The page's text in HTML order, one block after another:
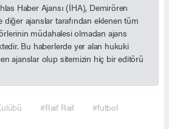
Haber Ajansı (İHA), Demirören
diğer ajanslar tarafından eklenen tüm
müdahalesi olmadan ajans
Bu haberlerde yer alan hukuki
ajanslar olup sitemizin hiç bir editörü
#Raif Raif
#futbol